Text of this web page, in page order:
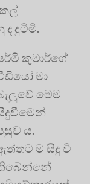
දුටිමි.
කුමාර්ගේ
මා
මෙම
ය.
ම සිදු වී